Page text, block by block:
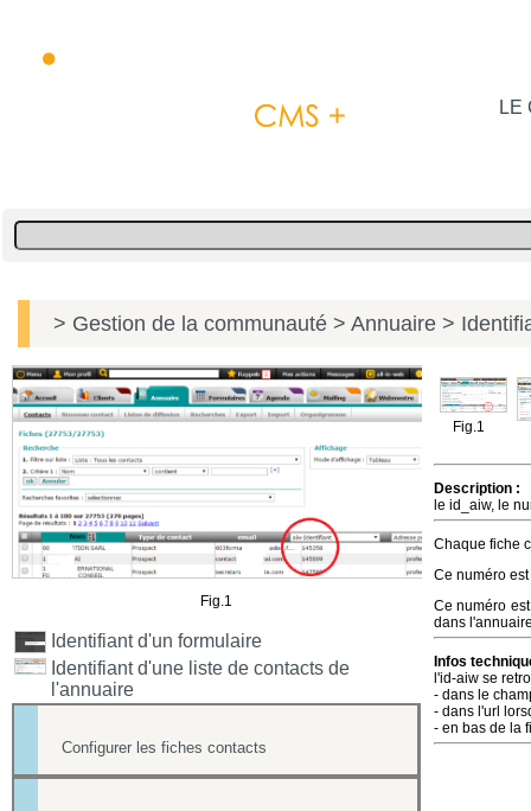
LE
> Gestion de la communauté > Annuaire >
Fig.1
Identifiant d'un formulaire
Identifiant d'une liste de contacts de
l'annuaire
Configurer les fiches contacts
Fig.1
Description :
le id_aiw, le
Chaque fiche
Ce numéro
Ce numéro
dans
Infos
l'id-aiw se
- dans le
- dans l'url
- en bas de la